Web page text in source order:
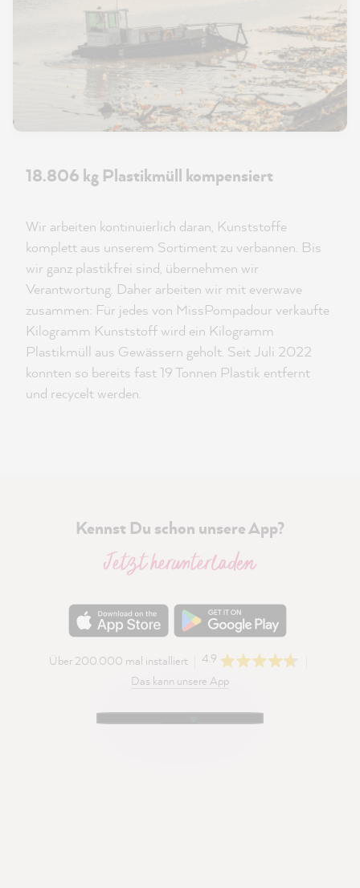
18.806 kg Plastikmüll kompensiert
Wir arbeiten kontinuierlich daran, Kunststoffe
komplett aus unserem Sortiment zu verbannen. Bis
wir ganz plastikfrei sind, übernehmen wir
Verantwortung. Daher arbeiten wir mit everwave
zusammen: Für jedes von MissPompadour verkaufte
Kilogramm Kunststoff wird ein Kilogramm
Plastikmüll aus Gewässern geholt. Seit Juli 2022
konnten so bereits fast 19 Tonnen Plastik entfernt
und recycelt werden.
Kennst Du schon unsere App?
Jetzt herunterladen
Über 200.000 mal installiert
4.9
Das kann unsere App